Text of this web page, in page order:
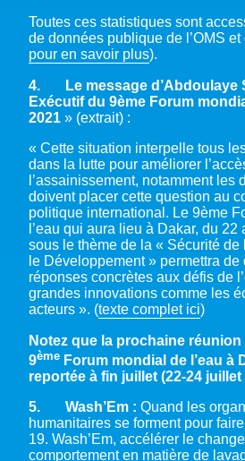
Toutes ces statistiques sont
de données publique de l’OMS et
pour en savoir plus).
4.
Le message d’Abdoulaye
Exécutif du 9ème Forum
2021 » (extrait) :
« Cette situation interpelle tous
dans la lutte pour améliorer
l’assainissement, notamment les
doivent placer cette question au
politique international. Le 9ème
l’eau qui aura lieu à Dakar, du 22
sous le thème de la « Sécurité de
le Développement » permettra de
réponses concrètes aux défis de
grandes innovations comme les
acteurs ». (texte complet ici)
Notez que la prochaine
9ème Forum mondial de l’eau à
reportée à fin juillet (22-24 juillet
5. Wash’Em : Quand les
humanitaires se forment pour
19. Wash’Em, accélérer le
comportement en matière de